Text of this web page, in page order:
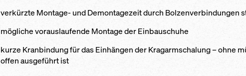
verkürzte Montage- und Demontagezeit durch Bolzenverbindungen
mögliche vorauslaufende Montage der Einbauschuhe
kurze Kranbindung für das Einhängen der Kragarmschalung – ohne
offen ausgeführt ist